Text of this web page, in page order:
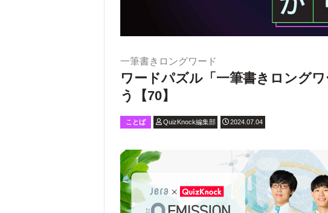
一筆書きロングワード
ワードパズル「一筆書きロング
う【70】
ことば QuizKnock編集部 2024.07.04